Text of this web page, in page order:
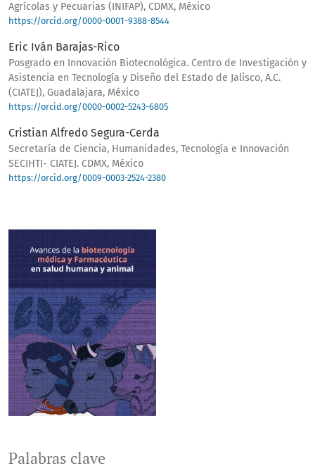
Agrícolas y Pecuarias (INIFAP), CDMX, México
https://orcid.org/0000-0001-9388-8544
Eric Iván Barajas-Rico
Posgrado en Innovación Biotecnológica. Centro de Investigación y
Asistencia en Tecnología y Diseño del Estado de Jalisco, A.C.
(CIATEJ), Guadalajara, México
https://orcid.org/0000-0002-5243-6805
Cristian Alfredo Segura-Cerda
Secretaría de Ciencia, Humanidades, Tecnología e Innovación
SECIHTI- CIATEJ. CDMX, México
https://orcid.org/0009-0003-2524-2380
Palabras clave